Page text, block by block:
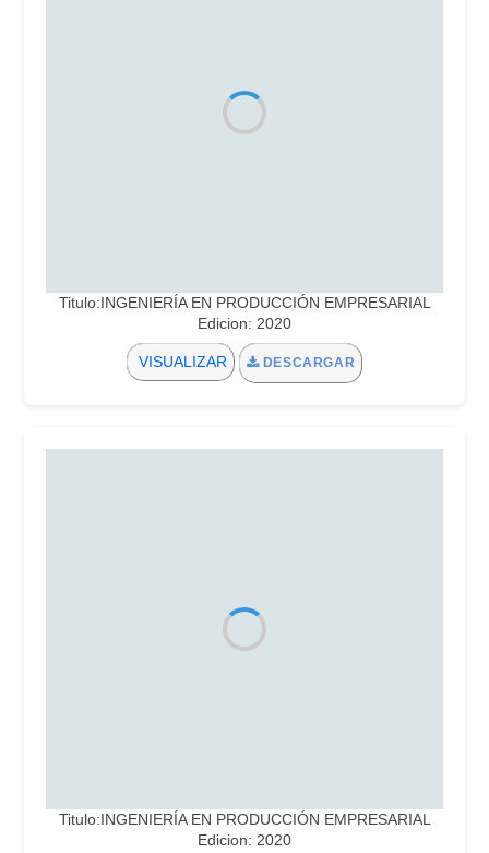
Titulo:INGENIERÍA EN PRODUCCIÓN EMPRESARIAL
Edicion: 2020
VISUALIZAR DESCARGAR
Titulo:INGENIERÍA EN PRODUCCIÓN EMPRESARIAL
Edicion: 2020